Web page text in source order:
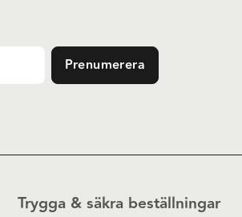
Prenumerera
Trygga & säkra beställningar